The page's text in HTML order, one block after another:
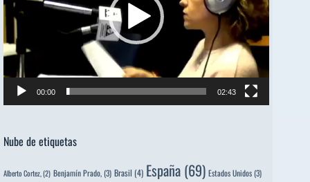
00:00 02:43
Nube de etiquetas
Alberto Cortez, (2) Benjamín Prado,(3) Brasil (4) España (69) Estados Unidos(3)